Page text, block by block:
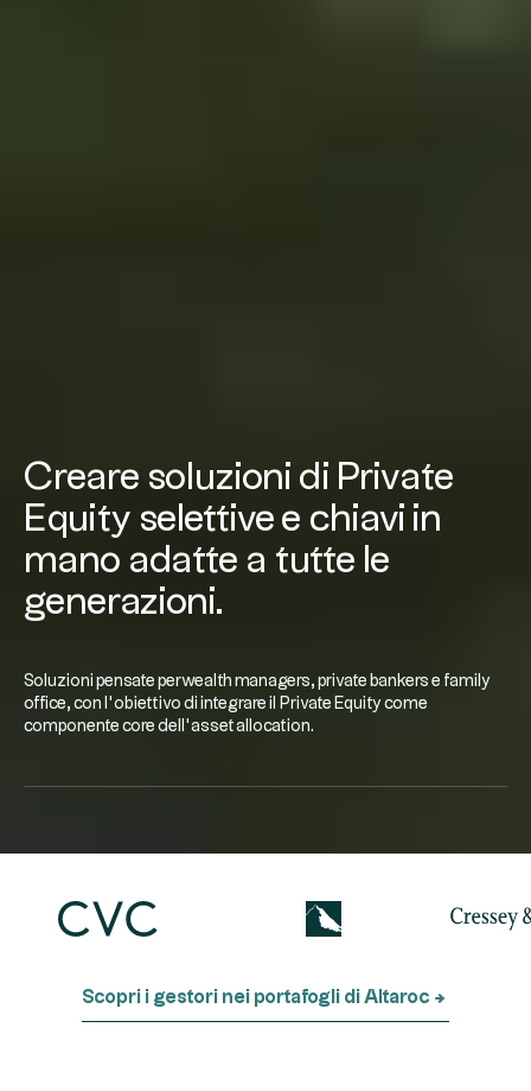
Creare soluzioni di Private
Equity selettive e chiavi in
mano adatte a tutte le
generazioni.
Soluzioni pensate per wealth managers, private bankers e family
office, con l’obiettivo di integrare il Private Equity come
componente core dell’asset allocation.
Scopri i gestori nei portafogli di Altaroc